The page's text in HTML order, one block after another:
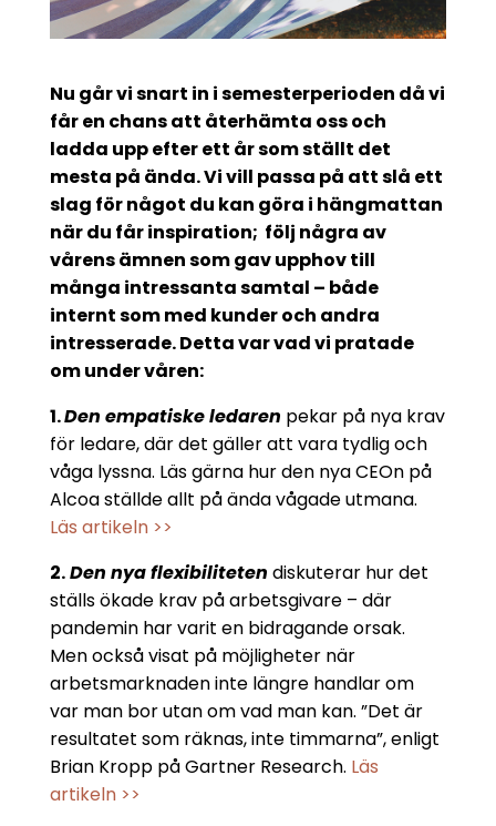
Nu går vi snart in i semesterperioden då vi
får en chans att återhämta oss och
ladda upp efter ett år som ställt det
mesta på ända. Vi vill passa på att slå ett
slag för något du kan göra i hängmattan
när du får inspiration; följ några av
vårens ämnen som gav upphov till
många intressanta samtal – både
internt som med kunder och andra
intresserade. Detta var vad vi pratade
om under våren:
1.Den empatiske ledaren pekar på nya krav
för ledare, där det gäller att vara tydlig och
våga lyssna. Läs gärna hur den nya CEOn på
Alcoa ställde allt på ända vågade utmana.
Läs artikeln >>
2.Den nya flexibiliteten diskuterar hur det
ställs ökade krav på arbetsgivare – där
pandemin har varit en bidragande orsak.
Men också visat på möjligheter när
arbetsmarknaden inte längre handlar om
var man bor utan om vad man kan. ”Det är
resultatet som räknas, inte timmarna”, enligt
Brian Kropp på Gartner Research. Läs
artikeln >>